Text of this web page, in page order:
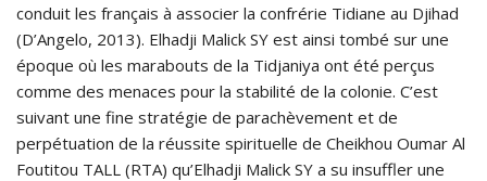
conduit les français à associer la confrérie Tidiane au Djihad
(D’Angelo, 2013). Elhadji Malick SY est ainsi tombé sur une
époque où les marabouts de la Tidjaniya ont été perçus
comme des menaces pour la stabilité de la colonie. C’est
suivant une fine stratégie de parachèvement et de
perpétuation de la réussite spirituelle de Cheikhou Oumar Al
Foutitou TALL (RTA) qu’Elhadji Malick SY a su insuffler une